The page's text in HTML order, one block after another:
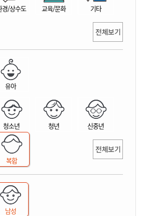
경/상수도 교육/문화 기타
전체보기
유아
청소년 청년 신중년
복합
전체보기
남성